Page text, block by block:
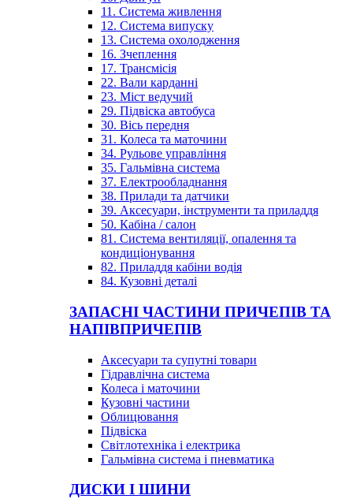
11. Система живлення
12. Система випуску
13. Система охолодження
16. Зчеплення
17. Трансмісія
22. Вали карданні
23. Міст ведучий
29. Підвіска автобуса
30. Вісь передня
31. Колеса та маточини
34. Рульове управління
35. Гальмівна система
37. Електрообладнання
38. Прилади та датчики
39. Аксесуари, інструменти та приладдя
50. Кабіна / салон
81. Система вентиляції, опалення та
кондиціонування
82. Приладдя кабіни водія
84. Кузовні деталі
ЗАПАСНІ ЧАСТИНИ ПРИЧЕПІВ ТА
НАПІВПРИЧЕПІВ
Аксесуари та супутні товари
Гідравлічна система
Колеса і маточини
Кузовні частини
Облицювання
Підвіска
Світлотехніка і електрика
Гальмівна система і пневматика
ДИСКИ І ШИНИ